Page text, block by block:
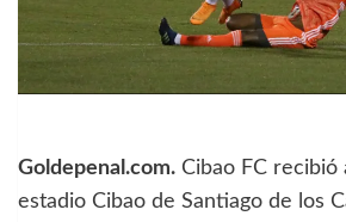
Goldepenal.com. Cibao FC recibió
estadio Cibao de Santiago de los